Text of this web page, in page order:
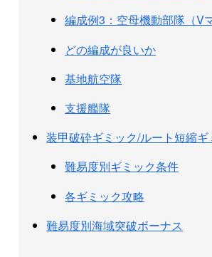
編成例3：空母機動部隊（V
どの編成が良いか
基地航空隊
支援艦隊
装甲破砕ギミック/ルート短縮
難易度別ギミック条件
各ギミック攻略
難易度別海域突破ボーナス